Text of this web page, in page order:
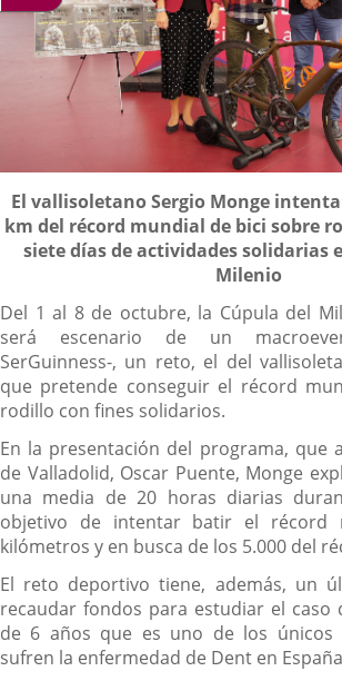
Descripción
El vallisoletano Sergio Monge
km del récord mundial de bici sobre
siete días de actividades solidarias
Milenio
Del 1 al 8 de octubre, la Cúpula del
será escenario de un
SerGuinness-, un reto, el del
que pretende conseguir el récord
rodillo con fines solidarios.
En la presentación del programa, que
de Valladolid, Oscar Puente, Monge
una media de 20 horas diarias
objetivo de intentar batir el récord
kilómetros y en busca de los 5.000 del
El reto deportivo tiene, además, un
recaudar fondos para estudiar el caso
de 6 años que es uno de los únicos
sufren la enfermedad de Dent en